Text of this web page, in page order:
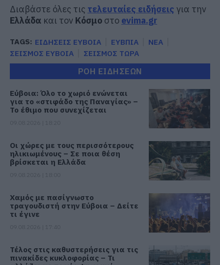
Διαβάστε όλες τις τελευταίες ειδήσεις για την
Ελλάδα και τον Κόσμο στο evima.gr
TAGS: ΕΙΔΗΣΕΙΣ ΕΥΒΟΙΑ ΕΥΒΠΙΑ
ΝΕΑ
ΣΕΙΣΜΟΣ ΕΥΒΟΙΑ
ΣΕΙΣΜΟΣ ΤΩΡΑ
ΡΟΗ ΕΙΔΗΣΕΩΝ
Εύβοια: Όλο το χωριό ενώνεται
για το «στιφάδο της Παναγίας» –
Το έθιμο που συνεχίζεται
Οι χώρες με τους περισσότερους
ηλικιωμένους – Σε ποια θέση
βρίσκεται η Ελλάδα
Χαμός με πασίγνωστο
τραγουδιστή στην Εύβοια – Δείτε
τι έγινε
Τέλος στις καθυστερήσεις για τις
πινακίδες κυκλοφορίας – Τι